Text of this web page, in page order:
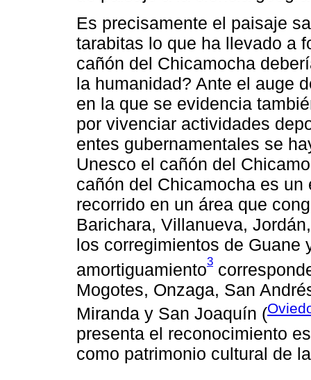
Es precisamente el paisaje
tarabitas lo que ha llevado a
cañón del Chicamocha
la humanidad? Ante el auge
en la que se evidencia
por vivenciar actividades
entes gubernamentales se
Unesco el cañón del
cañón del Chicamocha es
recorrido en un área que
Barichara, Villanueva,
los corregimientos de Guane
amortiguamiento3
Mogotes, Onzaga, San
Miranda y San Joaquín (
presenta el reconocimiento
como patrimonio cultural de